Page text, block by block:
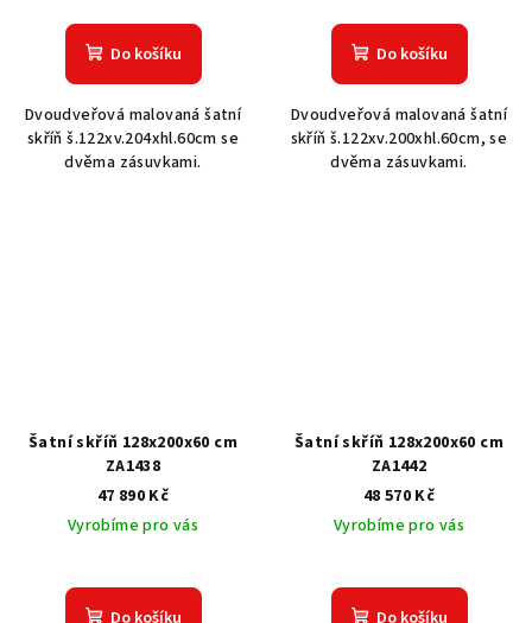
Do košíku
Dvoudveřová malovaná šatní
skříň š.122xv.204xhl.60cm se
dvěma zásuvkami.
Do košíku
Dvoudveřová malovaná šatní
skříň š.122xv.200xhl.60cm, se
dvěma zásuvkami.
Šatní skříň 128x200x60 cm
ZA1438
47 890 Kč
Vyrobíme pro vás
Do košíku
Šatní skříň 128x200x60 cm
ZA1442
48 570 Kč
Vyrobíme pro vás
Do košíku